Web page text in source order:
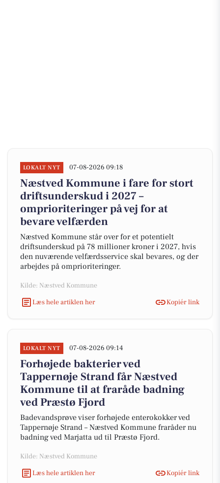
LOKALT NYT 07-08-2026 09:18
Næstved Kommune i fare for stort
driftsunderskud i 2027 –
omprioriteringer på vej for at
bevare velfærden
Næstved Kommune står over for et potentielt
driftsunderskud på 78 millioner kroner i 2027, hvis
den nuværende velfærdsservice skal bevares, og der
arbejdes på omprioriteringer.
Kilde: Næstved Kommune
Læs hele artiklen her
Kopiér link
LOKALT NYT 07-08-2026 09:14
Forhøjede bakterier ved
Tappernøje Strand får Næstved
Kommune til at fraråde badning
ved Præstø Fjord
Badevandsprøve viser forhøjede enterokokker ved
Tappernøje Strand – Næstved Kommune fraråder nu
badning ved Marjatta ud til Præstø Fjord.
Kilde: Næstved Kommune
Læs hele artiklen her
Kopiér link